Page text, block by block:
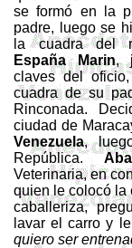
se formó en la
padre, luego se
la cuadra del
España Marin,
claves del
cuadra de su
Rinconada.
ciudad de
Venezuela,
República.
Veterinaria, en
quien le colocó la
caballeriza,
lavar el carro y
quiero ser